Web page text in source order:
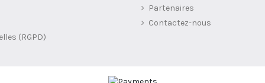
(RGPD)
Partenaires
Contactez-nous